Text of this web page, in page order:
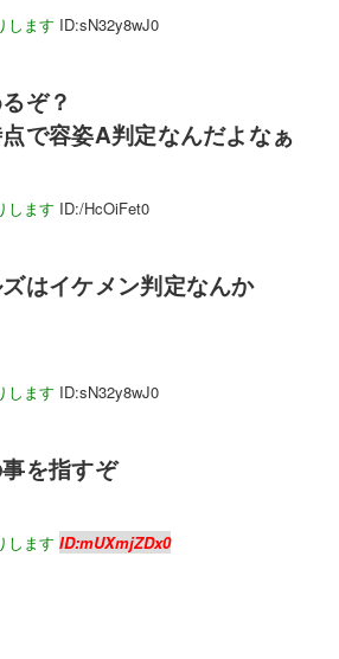
します ID:sN32y8wJ0
ぞ？
で容姿A判定なんだよなぁ
します ID:/HcOiFet0
はイケメン判定なんか
します ID:sN32y8wJ0
を指すぞ
します ID:mUXmjZDx0